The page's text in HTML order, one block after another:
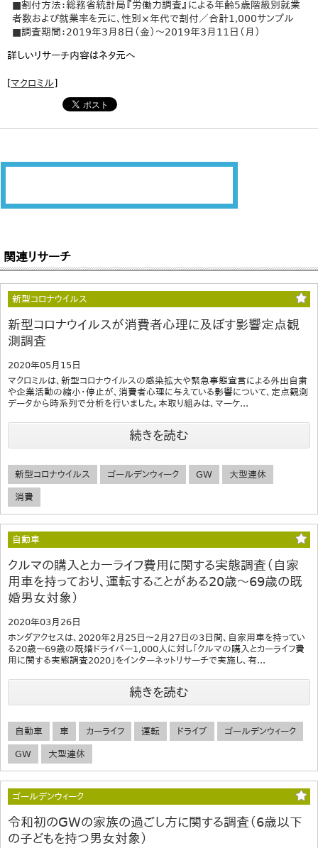
■割付方法：総務省統計局『労働力調査』による年齢5歳階級別就業
者数および就業率を元に、性別×年代で割付／合計1,000サンプル
■調査期間：2019年3月8日（金）～2019年3月11日（月）
詳しいリサーチ内容はネタ元へ
[マクロミル]
関連リサーチ
新型コロナウイルス
新型コロナウイルスが消費者心理に及ぼす影響定点観
測調査
2020年05月15日
マクロミルは、新型コロナウイルスの感染拡大や緊急事態宣言による外出自粛
や企業活動の縮小・停止が、消費者心理に与えている影響について、定点観測
データから時系列で分析を行いました。本取り組みは、マーケ...
続きを読む
新型コロナウイルス ゴールデンウィーク GW 大型連休
消費
自動車
クルマの購入とカーライフ費用に関する実態調査（自家
用車を持っており、運転することがある20歳～69歳の既
婚男女対象）
2020年03月26日
ホンダアクセスは、2020年2月25日～2月27日の3日間、自家用車を持ってい
る20歳～69歳の既婚ドライバー1,000人に対し「クルマの購入とカーライフ費
用に関する実態調査2020」をインターネットリサーチで実施し、有...
続きを読む
自動車 車 カーライフ 運転 ドライブ ゴールデンウィーク
GW 大型連休
ゴールデンウィーク
令和初のGWの家族の過ごし方に関する調査（6歳以下
の子どもを持つ男女対象）